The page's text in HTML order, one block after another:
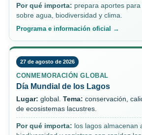
Por qué importa: prepara aportes
sobre agua, biodiversidad y clima.
Programa e información oficial →
27 de agosto de 2026
CONMEMORACIÓN GLOBAL
Día Mundial de los Lagos
Lugar: global. Tema: conservación,
de ecosistemas lacustres.
Por qué importa: los lagos almacenan